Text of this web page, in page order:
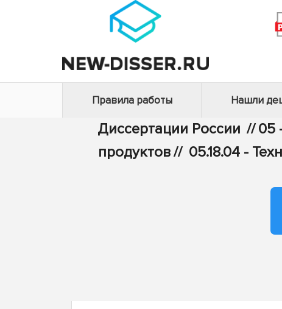
Правила работы Нашли
Диссертации России // 05
продуктов// 05.18.04 -